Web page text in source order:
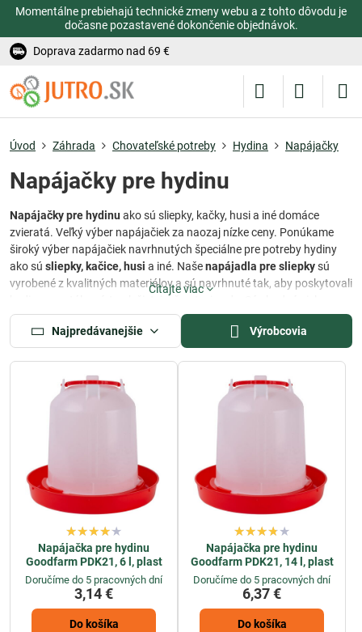
Momentálne prebiehajú technické zmeny webu a z tohto dôvodu je
dočasne pozastavené dokončenie objednávok.
Doprava zadarmo nad 69 €
Úvod Záhrada Chovateľské potreby Hydina Napájačky
Napájačky pre hydinu
Napájačky pre hydinu ako sú sliepky, kačky, husi a iné domáce
zvieratá. Veľký výber napájačiek za naozaj nízke ceny. Ponúkame
široký výber napájačiek navrhnutých špeciálne pre potreby hydiny
ako sú sliepky, kačice, husi a iné. Našenapájadla pre sliepkysú
vyrobené z kvalitných materiálov a sú navrhnuté tak, aby poskytovali
domáce chovateľstvo, ale aj pre profesionálnych chovateľov.
Nechajte sa inšpirovať našou ponukou a postarajte sa o zdravie a
pohodu vašej hydiny s našimi spoľahlivými napájačkami.
Čítajte viac
Najpredávanejšie Výrobcovia
Napájačka pre hydinu
Goodfarm PDK21, 6 l, plast
Doručíme do 5 pracovných dní
3,14 €
Do košíka
Napájačka pre hydinu
Goodfarm PDK21, 14 l, plast
Doručíme do 5 pracovných dní
6,37 €
Do košíka